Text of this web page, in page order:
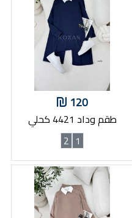
120
طقم وداد 4421 كحلي
1
2